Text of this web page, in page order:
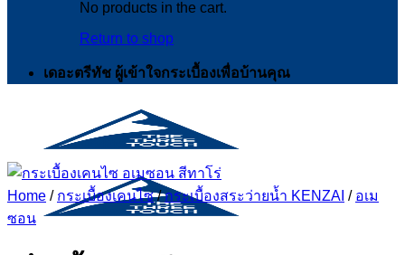
No products in the cart.
Return to shop
เดอะตรีทัช ผู้เข้าใจกระเบื้องเพื่อบ้านคุณ
Home / กระเบื้องเคนไซ / กระเบื้องสระว่ายน้ำ KENZAI / อเม
ซอน